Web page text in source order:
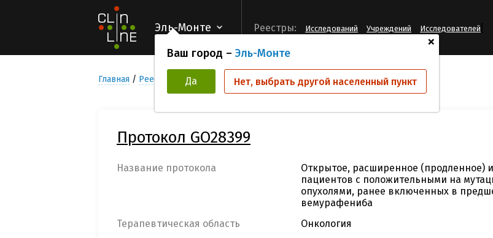
Эль-Монте
+
Ваш город – Эль-Монте
Да Нет, выбрать другой населенный пункт
Реестры: Исследований Учреждений Исследователей
Главная Реестр Клинических исследований GO28399
Протокол GO28399
Название протокола
Открытое, расширенное (продленное)
пациентов с положительными на
опухолями, ранее включенных в
вемурафениба
Терапевтическая область
Онкология